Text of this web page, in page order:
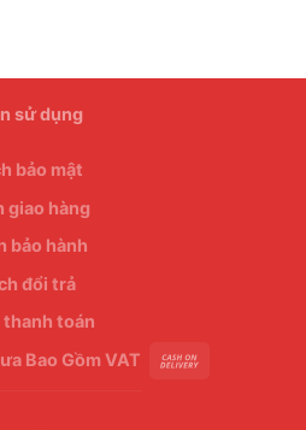
sử dụng
bảo mật
giao hàng
bảo hành
đổi trả
thanh toán
Bao Gồm VAT